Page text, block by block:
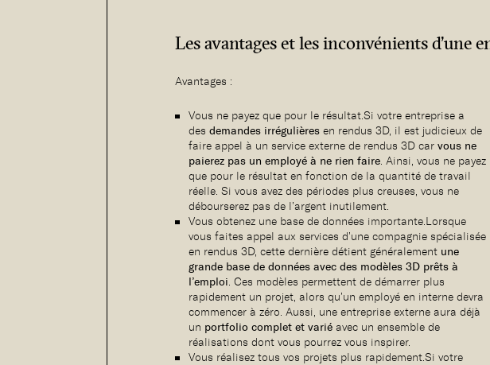
Les avantages et les inconvénients d’une
Avantages :
Vous ne payez que pour le résultat.Si votre entreprise a
desdemandes irrégulières en rendus 3D, il est judicieux de
faire appel à un service externe de rendus 3D carvous ne
paierez pas un employé à ne rien faire. Ainsi, vous ne payez
que pour le résultat en fonction de la quantité de travail
réelle. Si vous avez des périodes plus creuses, vous ne
débourserez pas de l’argent inutilement.
Vous obtenez une base de données importante.Lorsque
vous faites appel aux services d’une compagnie spécialisée
en rendus 3D, cette dernière détient généralement une
grande base de données avec des modèles 3D prêts à
l’emploi. Ces modèles permettent de démarrer plus
rapidement un projet, alors qu’un employé en interne devra
commencer à zéro. Aussi, une entreprise externe aura déjà
un portfolio complet et varié avec un ensemble de
réalisations dont vous pourrez vous inspirer.
Vous réalisez tous vos projets plus rapidement.Si votre